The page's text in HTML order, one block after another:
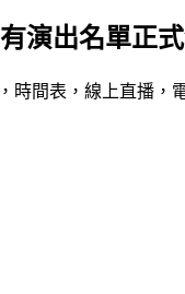
演出名單正
時間表，線上直播，